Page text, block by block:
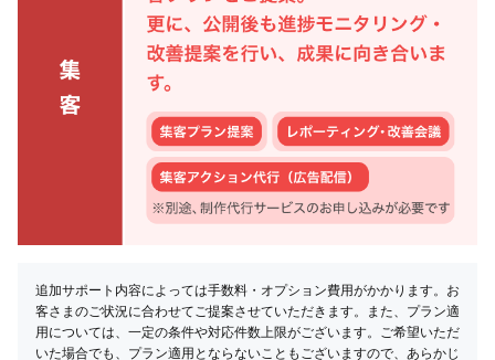
追加サポート内容によっては手数料・オプション費用がかかります。お
客さまのご状況に合わせてご提案させていただきます。また、プラン適
用については、一定の条件や対応件数上限がございます。ご希望いただ
いた場合でも、プラン適用とならないこともございますので、あらかじ